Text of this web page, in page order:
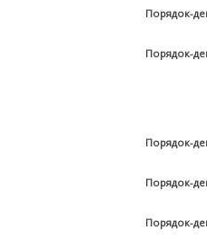
Порядок-
Порядок-
Порядок-
Порядок-
Порядок-